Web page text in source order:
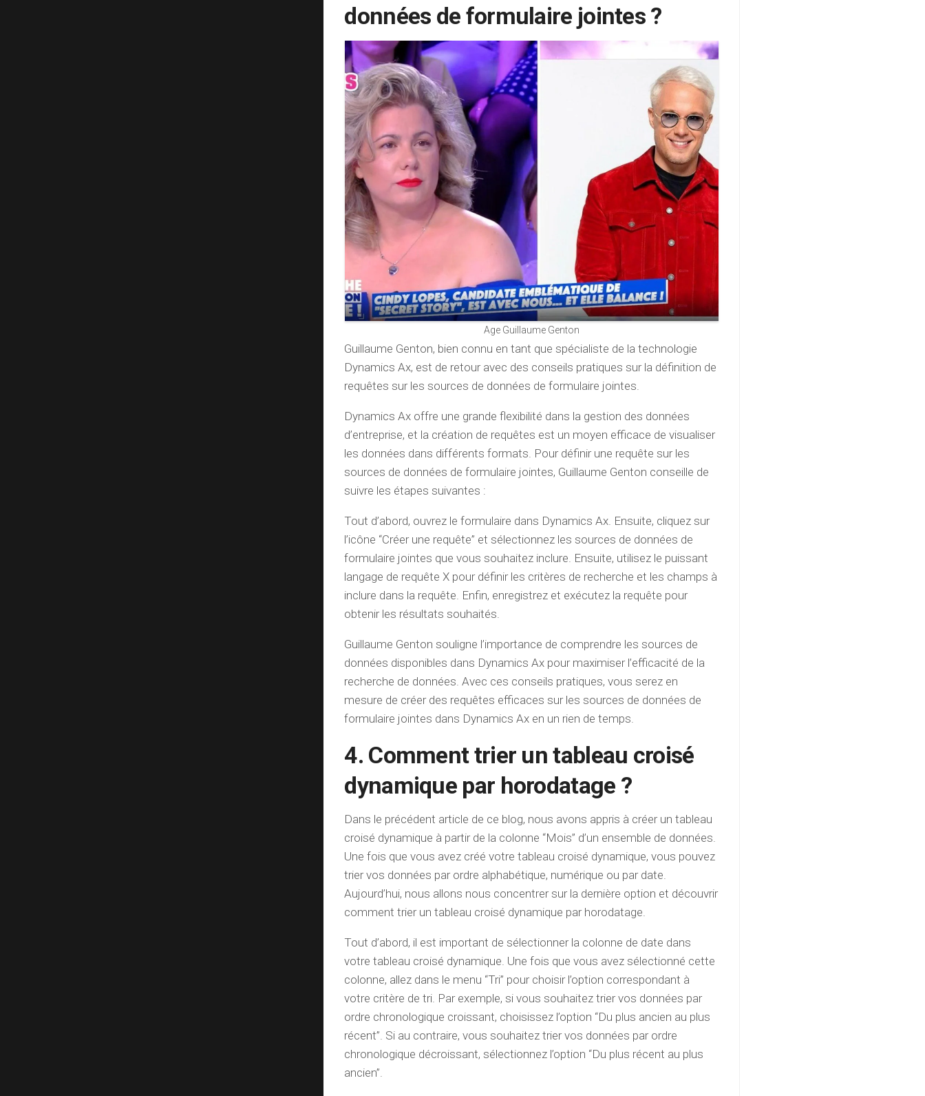
données de formulaire jointes ?
Age Guillaume Genton
Guillaume Genton, bien connu en tant que spécialiste de la technologie
Dynamics Ax, est de retour avec des conseils pratiques sur la définition de
requêtes sur les sources de données de formulaire jointes.
Dynamics Ax offre une grande flexibilité dans la gestion des données
d’entreprise, et la création de requêtes est un moyen efficace de visualiser
les données dans différents formats. Pour définir une requête sur les
sources de données de formulaire jointes, Guillaume Genton conseille de
suivre les étapes suivantes :
Tout d’abord, ouvrez le formulaire dans Dynamics Ax. Ensuite, cliquez sur
l’icône “Créer une requête” et sélectionnez les sources de données de
formulaire jointes que vous souhaitez inclure. Ensuite, utilisez le puissant
langage de requête X pour définir les critères de recherche et les champs à
inclure dans la requête. Enfin, enregistrez et exécutez la requête pour
obtenir les résultats souhaités.
Guillaume Genton souligne l’importance de comprendre les sources de
données disponibles dans Dynamics Ax pour maximiser l’efficacité de la
recherche de données. Avec ces conseils pratiques, vous serez en
mesure de créer des requêtes efficaces sur les sources de données de
formulaire jointes dans Dynamics Ax en un rien de temps.
4. Comment trier un tableau croisé
dynamique par horodatage ?
Dans le précédent article de ce blog, nous avons appris à créer un tableau
croisé dynamique à partir de la colonne “Mois” d’un ensemble de données.
Une fois que vous avez créé votre tableau croisé dynamique, vous pouvez
trier vos données par ordre alphabétique, numérique ou par date.
Aujourd’hui, nous allons nous concentrer sur la dernière option et découvrir
comment trier un tableau croisé dynamique par horodatage.
Tout d’abord, il est important de sélectionner la colonne de date dans
votre tableau croisé dynamique. Une fois que vous avez sélectionné cette
colonne, allez dans le menu “Tri” pour choisir l’option correspondant à
votre critère de tri. Par exemple, si vous souhaitez trier vos données par
ordre chronologique croissant, choisissez l’option “Du plus ancien au plus
récent”. Si au contraire, vous souhaitez trier vos données par ordre
chronologique décroissant, sélectionnez l’option “Du plus récent au plus
ancien”.